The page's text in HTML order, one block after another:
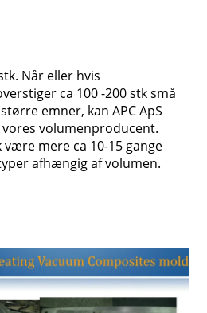
Når eller hvis
ca 100 -200 stk små
emner, kan APC ApS
volumenproducent.
mere ca 10-15 gange
afhængig af volumen.